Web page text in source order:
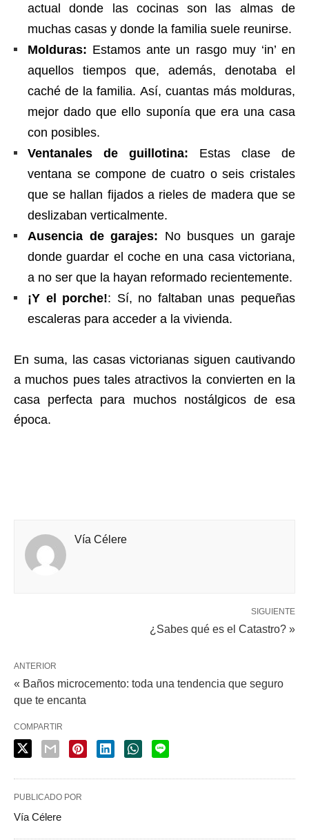
actual donde las cocinas son las almas de
muchas casas y donde la familia suele reunirse.
Molduras: Estamos ante un rasgo muy ‘in’ en
aquellos tiempos que, además, denotaba el
caché de la familia. Así, cuantas más molduras,
mejor dado que ello suponía que era una casa
con posibles.
Ventanales de guillotina: Estas clase de
ventana se compone de cuatro o seis cristales
que se hallan fijados a rieles de madera que se
deslizaban verticalmente.
Ausencia de garajes: No busques un garaje
donde guardar el coche en una casa victoriana,
a no ser que la hayan reformado recientemente.
¡Y el porche!: Sí, no faltaban unas pequeñas
escaleras para acceder a la vivienda.
En suma, las casas victorianas siguen cautivando
a muchos pues tales atractivos la convierten en la
casa perfecta para muchos nostálgicos de esa
época.
Vía Célere
SIGUIENTE
¿Sabes qué es el Catastro? »
ANTERIOR
« Baños microcemento: toda una tendencia que seguro
que te encanta
COMPARTIR
PUBLICADO POR
Vía Célere